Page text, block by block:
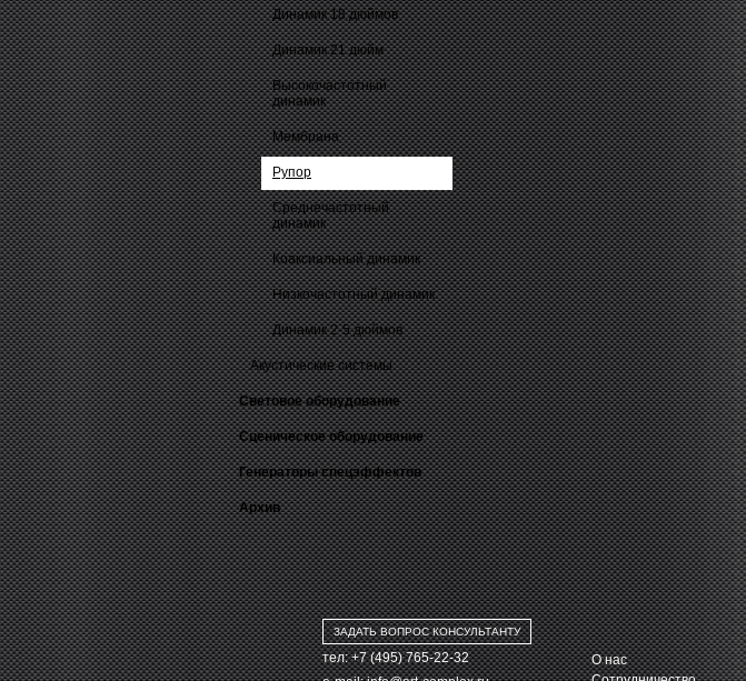
Динамик 18 дюймов
Динамик 21 дюйм
Высокочастотный
динамик
Мембрана
Рупор
Среднечастотный
динамик
Коаксиальный динамик
Низкочастотный динамик
Динамик 2-5 дюймов
Акустические системы
Световое оборудование
Сценическое оборудование
Генераторы спецэффектов
Архив
ЗАДАТЬ ВОПРОС КОНСУЛЬТАНТУ
тел: +7 (495) 765-22-32
О нас